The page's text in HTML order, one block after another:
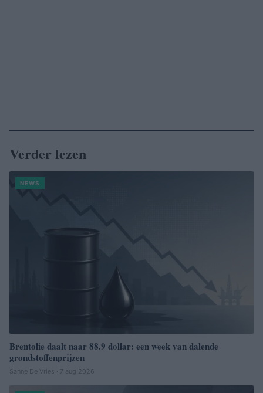
Verder lezen
NEWS
Brentolie daalt naar 88.9 dollar: een week van dalende
grondstoffenprijzen
Sanne De Vries · 7 aug 2026